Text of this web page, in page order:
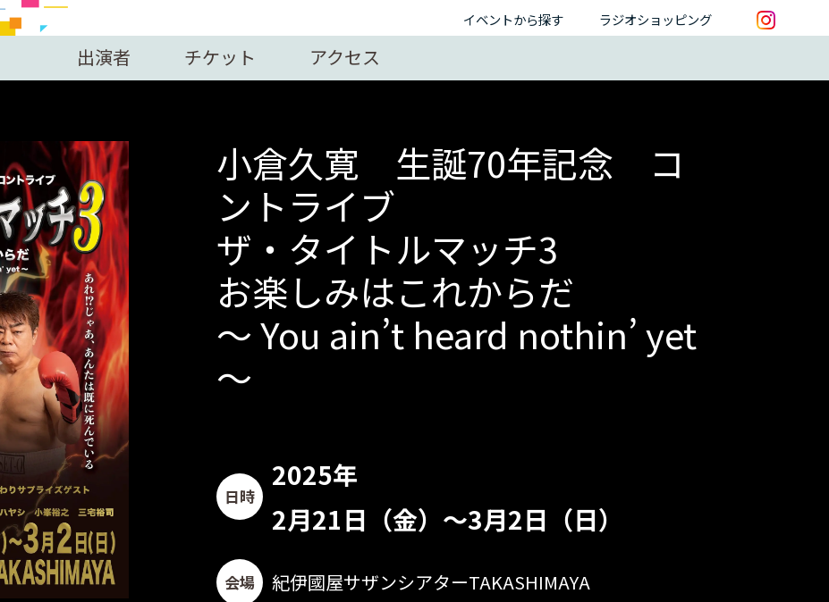
イベントから探す ラジオショッピング
出演者 チケット アクセス
小倉久寛 生誕70年記念 コ
ントライブ
ザ・タイトルマッチ3
お楽しみはこれからだ
～ You ain’t heard nothin’ yet
～
日時
2025年
2月21日（金）〜3月2日（日）
会場 紀伊國屋サザンシアターTAKASHIMAYA